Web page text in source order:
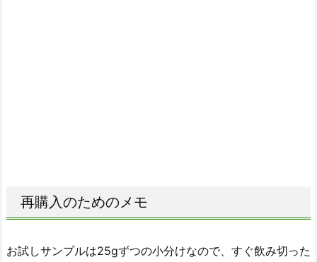
再購入のためのメモ
お試しサンプルは25gずつの小分けなので、すぐ飲み切った